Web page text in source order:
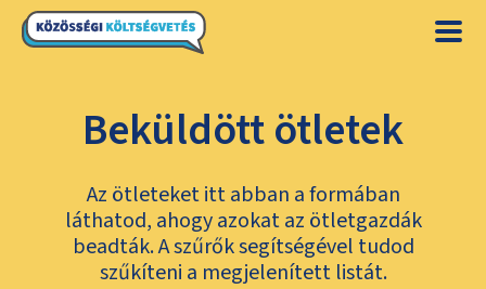
Beküldött ötletek
Az ötleteket itt abban a formában
láthatod, ahogy azokat az ötletgazdák
beadták. A szűrők segítségével tudod
szűkíteni a megjelenített listát.